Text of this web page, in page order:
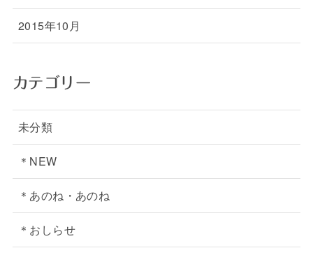
2015年10月
カテゴリー
未分類
＊NEW
＊あのね・あのね
＊おしらせ